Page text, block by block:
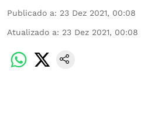
Publicado a: 23 Dez 2021, 00:08
Atualizado a: 23 Dez 2021, 00:08